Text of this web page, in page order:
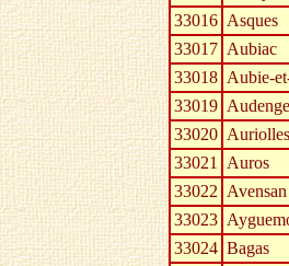
33016 Asques
33017 Aubiac
33018 Aubie-
33019 Audenge
33020 Auriolles
33021 Auros
33022 Avensan
33023
33024 Bagas